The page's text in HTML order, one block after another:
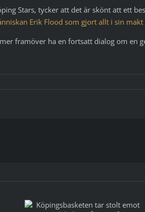
Stars, tycker att det är skönt att ett
Erik Flood som gjort allt i sin
framöver ha en fortsatt dialog om en